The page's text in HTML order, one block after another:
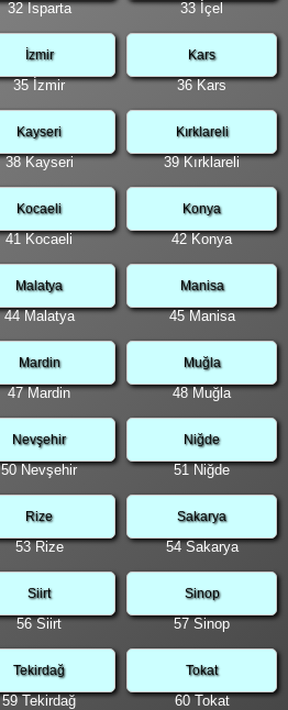
32 Isparta 33 İçel
İzmir
35 İzmir
Kars
36 Kars
Kayseri
38 Kayseri
Kırklareli
39 Kırklareli
Kocaeli
41 Kocaeli
Konya
42 Konya
Malatya
44 Malatya
Manisa
45 Manisa
Mardin
47 Mardin
Muğla
48 Muğla
Nevşehir
50 Nevşehir
Niğde
51 Niğde
Rize
53 Rize
Sakarya
54 Sakarya
Siirt
56 Siirt
Sinop
57 Sinop
Tekirdağ
59 Tekirdağ
Tokat
60 Tokat